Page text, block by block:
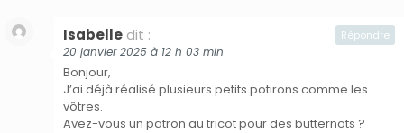
Isabelle dit :
20 janvier 2025 à 12 h 03 min
Bonjour,
J’ai déjà réalisé plusieurs petits potirons comme les
vôtres.
Avez-vous un patron au tricot pour des butternots ?
Répondre